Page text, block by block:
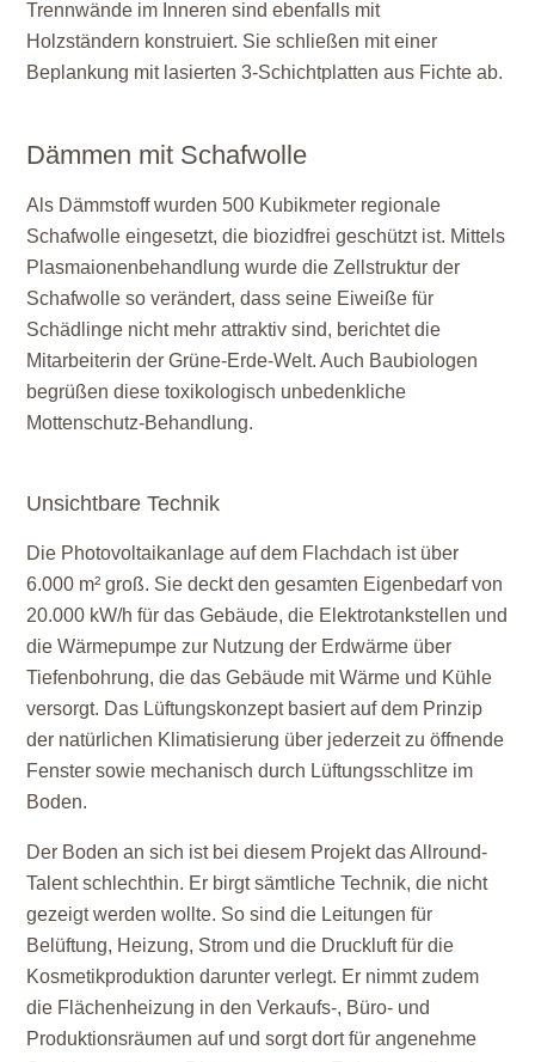
Trennwände im Inneren sind ebenfalls mit
Holzständern konstruiert. Sie schließen mit einer
Beplankung mit lasierten 3-Schichtplatten aus Fichte ab.
Dämmen mit Schafwolle
Als Dämmstoff wurden 500 Kubikmeter regionale
Schafwolle eingesetzt, die biozidfrei geschützt ist. Mittels
Plasmaionenbehandlung wurde die Zellstruktur der
Schafwolle so verändert, dass seine Eiweiße für
Schädlinge nicht mehr attraktiv sind, berichtet die
Mitarbeiterin der Grüne-Erde-Welt. Auch Baubiologen
begrüßen diese toxikologisch unbedenkliche
Mottenschutz-Behandlung.
Unsichtbare Technik
Die Photovoltaikanlage auf dem Flachdach ist über
6.000 m² groß. Sie deckt den gesamten Eigenbedarf von
20.000 kW/h für das Gebäude, die Elektrotankstellen und
die Wärmepumpe zur Nutzung der Erdwärme über
Tiefenbohrung, die das Gebäude mit Wärme und Kühle
versorgt. Das Lüftungskonzept basiert auf dem Prinzip
der natürlichen Klimatisierung über jederzeit zu öffnende
Fenster sowie mechanisch durch Lüftungsschlitze im
Boden.
Der Boden an sich ist bei diesem Projekt das Allround-
Talent schlechthin. Er birgt sämtliche Technik, die nicht
gezeigt werden wollte. So sind die Leitungen für
Belüftung, Heizung, Strom und die Druckluft für die
Kosmetikproduktion darunter verlegt. Er nimmt zudem
die Flächenheizung in den Verkaufs-, Büro- und
Produktionsräumen auf und sorgt dort für angenehme